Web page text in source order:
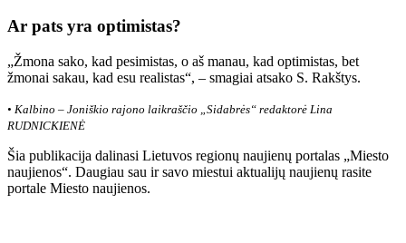
Ar pats yra optimistas?
„Žmona sako, kad pesimistas, o aš manau, kad optimistas, bet
žmonai sakau, kad esu realistas“, – smagiai atsako S. Rakštys.
• Kalbino – Joniškio rajono laikraščio „Sidabrės“ redaktorė Lina
RUDNICKIENĖ
Šia publikacija dalinasi Lietuvos regionų naujienų portalas „Miesto
naujienos“. Daugiau sau ir savo miestui aktualijų naujienų rasite
portale Miesto naujienos.